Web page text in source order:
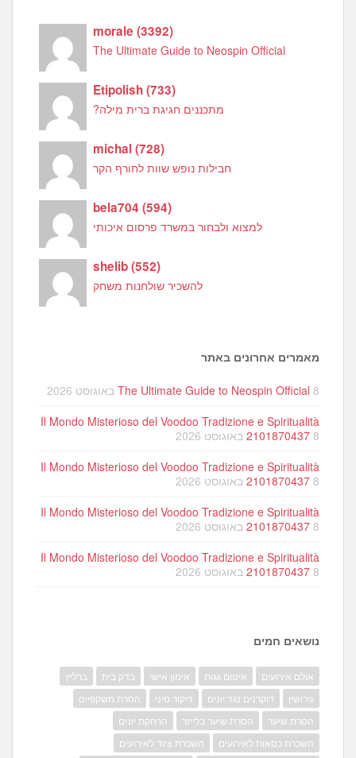
morale(3392)
The Ultimate Guide to Neospin Official
Etipolish(733)
מתכננים חגיגת ברית מילה?
michal(728)
חבילות נופש שוות לחורף הקר
bela704(594)
למצוא ולבחור במשרד פרסום איכותי
shelib(552)
להשכיר שולחנות משחק
מאמרים אחרונים באתר
The Ultimate Guide to Neospin Official 8 באוגוסט 2026
Il Mondo Misterioso del Voodoo Tradizione e Spiritualità
2101870437 8 באוגוסט 2026
Il Mondo Misterioso del Voodoo Tradizione e Spiritualità
2101870437 8 באוגוסט 2026
Il Mondo Misterioso del Voodoo Tradizione e Spiritualità
2101870437 8 באוגוסט 2026
Il Mondo Misterioso del Voodoo Tradizione e Spiritualità
2101870437 8 באוגוסט 2026
נושאים חמים
אולם אירועים איטום גגות אימון אישי בדק בית
ברליץ
גירושין
דוקרנים נגד יונים דיקור סיני
הסרת משקפיים
הסרת שיער
הסרת שיער בלייזר
הרחקת יונים
השכרת כסאות לאירועים
השכרת ציוד לאירועים